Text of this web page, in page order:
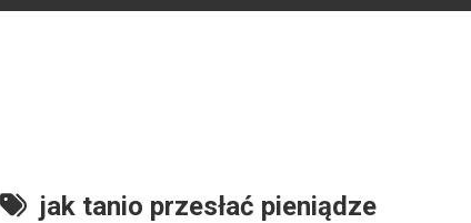
jak tanio przesłać pieniądze